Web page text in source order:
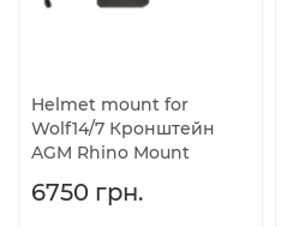
Helmet mount for
Wolf14/7 Кронштейн
AGM Rhino Mount
6750 грн.